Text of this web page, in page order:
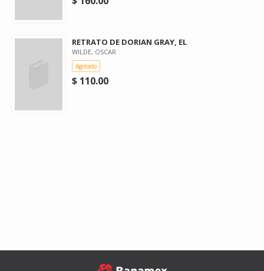
RETRATO DE DORIAN GRAY, EL
WILDE, OSCAR
Agotado
$ 110.00